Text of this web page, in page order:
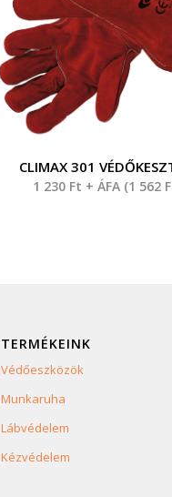
CLIMAX 301
1 230 Ft + ÁFA (1 562
TERMÉKEINK
Védőeszközök
Munkaruha
Lábvédelem
Kézvédelem